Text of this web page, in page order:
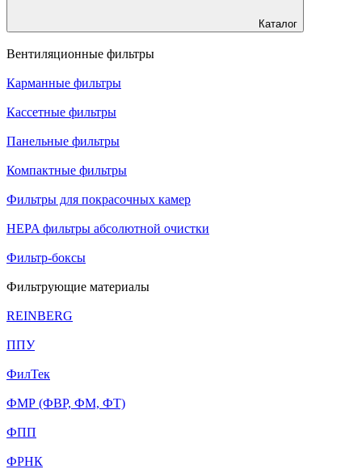
Каталог
Вентиляционные фильтры
Карманные фильтры
Кассетные фильтры
Панельные фильтры
Компактные фильтры
Фильтры для покрасочных камер
HEPA фильтры абсолютной очистки
Фильтр-боксы
Фильтрующие материалы
REINBERG
ППУ
ФилТек
ФМР (ФВР, ФМ, ФТ)
ФПП
ФРНК